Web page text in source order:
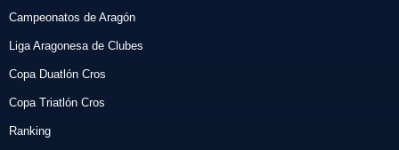
Campeonatos de Aragón
Liga Aragonesa de Clubes
Copa Duatlón Cros
Copa Triatlón Cros
Ranking